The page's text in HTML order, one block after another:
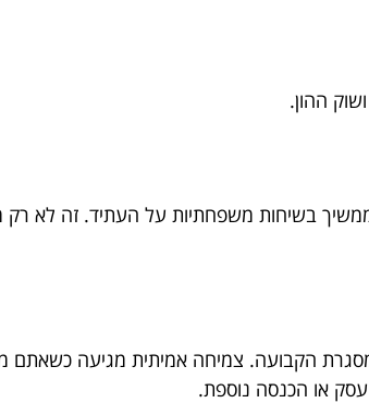
ההון.
בשיחות משפחתיות על העתיד. זה לא רק
הקבועה. צמיחה אמיתית מגיעה כשאתם
עסק או הכנסה נוספת.